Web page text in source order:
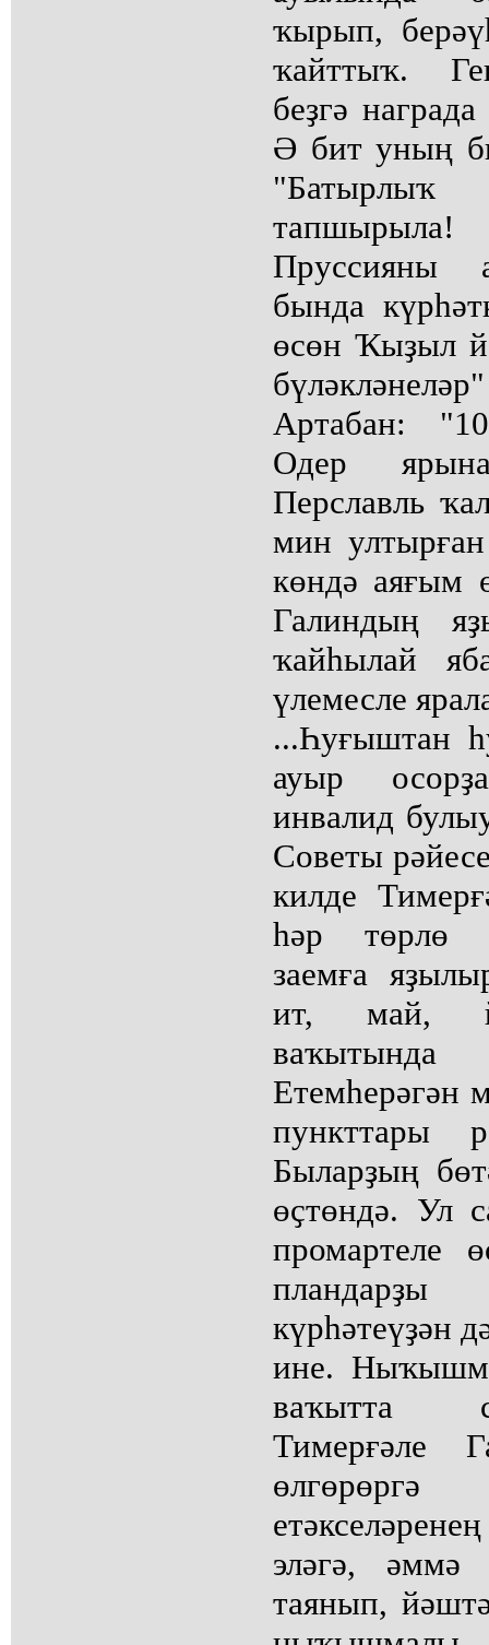
ҡырып,
ҡайттыҡ.
беҙгә
Ә бит уның
Пруссияны
бында
өсөн Ҡыҙыл
Артабан:
Одер
Перславль
мин
көндә аяғым
Галиндың
ҡайһылай
үлемесле
...Һуғыштан
ауыр
инвалид
Советы
килде
һәр төрлө
заемға
ит, май,
Етемһерәгән
пункттары
Быларҙың
өҫтөндә. Ул
промартеле
күрһәтеүҙән
ине.
ваҡытта
Тимерғәле
эләгә, әммә
таянып,